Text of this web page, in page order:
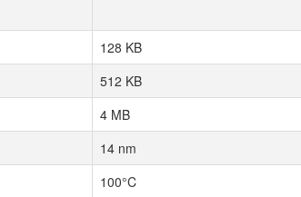
128 KB
512 KB
4 MB
14 nm
100°C